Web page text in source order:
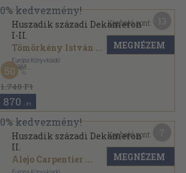
Huszadik századi Dekameron
I-II.
Tömörkény István ...
Európa Könyvkiadó
, 1968
Vászon
A világirodalom remekei sorozat
1.740 Ft
50
870 ,-Ft
Kapható pont:
MEGNÉZEM
Huszadik századi Dekameron
II.
Alejo Carpentier ...
Kapható pont:
MEGNÉZEM